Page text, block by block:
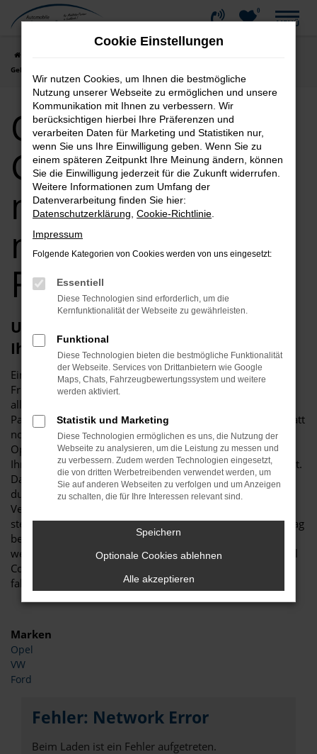
Zum
0
MENÜ
Gebrauchtwagen mit Lieferservice nach Friedrichshafen
Opel Corsa
Gebrauchtwagen
mit Lieferservice
nach
Friedrichshafen
Unterwegs in Friedrichshafen – bald in
Ihrem Opel Corsa Gebrauchtwagen
Ein Opel Corsa Gebrauchtwagen eignet sich vortrefflich für
Friedrichshafen. Zu den Vorteilen dieses Modells zählt vor
allem dessen Langlebigkeit und die geringe Anfälligkeit für
Pannen. Natürlich helfen wir in unserer Kfz-Meisterwerkstatt
noch ein wenig nach und sorgen dafür, dass Ihr künftiger
Opel Corsa Gebrauchtwagen in erstklassigem Zustand zu
Ihnen und damit auf die Straße von Friedrichshafen gelangt.
Da ist zum einen ein gründlicher Check, den wir
durchführen, da ist aber auch das Auswechseln der
Verschleißteile, sodass am Ende des Tages ein Fahrzeug
steht, dass Sie ganz sicher viele Jahre sicher durch den Alltag
begleitet. Hinsichtlich der Extras und Sicherheitssysteme
weisen wir darauf hin, dass selbst ältere Baujahre des Opel
Corsa Gebrauchtwagen voll und ganz auf Höhe der Zeit
fahren.
Marken
Opel
VW
Ford
Fehler: Network Error
Beim Laden ist ein Fehler aufgetreten.
Cookie Einstellungen
Wir nutzen Cookies, um Ihnen die bestmögliche
Nutzung unserer Webseite zu ermöglichen und unsere
Kommunikation mit Ihnen zu verbessern. Wir
berücksichtigen hierbei Ihre Präferenzen und
verarbeiten Daten für Marketing und Statistiken nur,
wenn Sie uns Ihre Einwilligung geben. Wenn Sie zu
einem späteren Zeitpunkt Ihre Meinung ändern, können
Sie die Einwilligung jederzeit für die Zukunft widerrufen.
Weitere Informationen zum Umfang der
Datenverarbeitung finden Sie hier:
Datenschutzerklärung Cookie-Richtlinie
Impressum
Folgende Kategorien von Cookies werden von uns eingesetzt:
Essentiell
Diese Technologien sind erforderlich, um die
Kernfunktionalität der Webseite zu gewährleisten.
Funktional
Diese Technologien bieten die bestmögliche Funktionalität
der Webseite. Services von Drittanbietern wie Google
Maps, Chats, Fahrzeugbewertungssystem und weitere
werden aktiviert.
Statistik und Marketing
Diese Technologien ermöglichen es uns, die Nutzung der
Webseite zu analysieren, um die Leistung zu messen und
zu verbessern. Zudem werden Technologien eingesetzt,
die von dritten Werbetreibenden verwendet werden, um
Sie auf anderen Webseiten zu verfolgen und um Anzeigen
zu schalten, die für Ihre Interessen relevant sind.
Speichern
Optionale Cookies ablehnen
Alle akzeptieren